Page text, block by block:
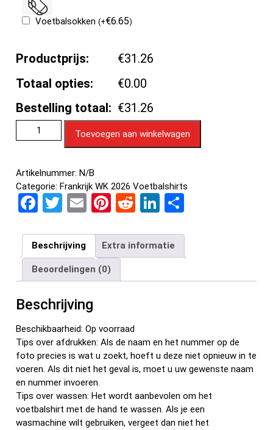
Voetbalsokken(+€6.65)
Productprijs:
€31.26
Totaal opties:
€0.00
Bestelling totaal: €31.26
Toevoegen aan winkelwagen
Artikelnummer:N/B
Categorie:Frankrijk WK 2026 Voetbalshirts
F
ce
b
o
o
k
T
tt
er
E
ail
Pi
er
es
t
R
d
di
t
Li
ke
dI
n
e
n
Beschrijving Extra informatie
Beoordelingen (0)
Beschrijving
Beschikbaarheid: Op voorraad
Tips over afdrukken: Als de naam en het nummer op de
foto precies is wat u zoekt, hoeft u deze niet opnieuw in te
voeren. Als dit niet het geval is, moet u uw gewenste naam
en nummer invoeren.
Tips over wassen: Het wordt aanbevolen om het
voetbalshirt met de hand te wassen. Als je een
wasmachine wilt gebruiken, vergeet dan niet het